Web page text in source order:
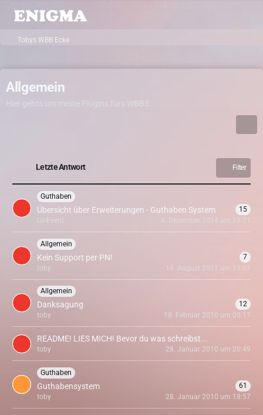
Tobys WBB Ecke
Allgemein
Letzte Antwort Filter
Guthaben
Übersicht über Erweiterungen - Guthaben System
15
Lu-Event
4. Dezember 2014 um 15:21
Allgemein
Kein Support per PN!
7
toby
14. August 2011 um 13:07
Allgemein
Danksagung
12
toby
18. Februar 2010 um 05:17
README! LIES MICH! Bevor du was schreibst...
toby 28. Januar 2010 um 20:49
Guthaben
Guthabensystem
61
toby
28. Januar 2010 um 18:57